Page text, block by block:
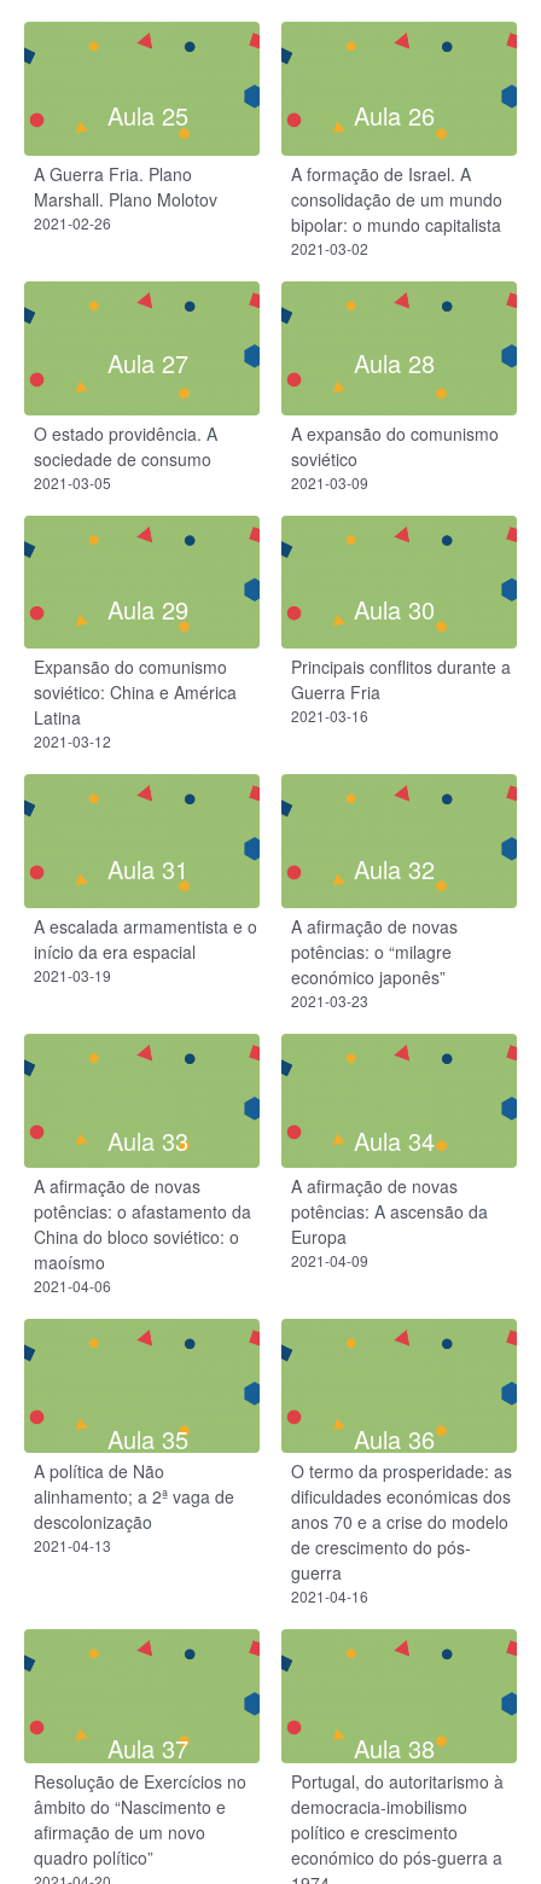
Aula 25
A Guerra Fria. Plano
Marshall. Plano Molotov
2021-02-26
Aula 26
A formação de Israel. A
consolidação de um mundo
bipolar: o mundo capitalista
2021-03-02
Aula 27
O estado providência. A
sociedade de consumo
2021-03-05
Aula 28
A expansão do comunismo
soviético
2021-03-09
Aula 29
Expansão do comunismo
soviético: China e América
Latina
2021-03-12
Aula 30
Principais conflitos durante a
Guerra Fria
2021-03-16
Aula 31
A escalada armamentista e o
início da era espacial
2021-03-19
Aula 32
A afirmação de novas
potências: o “milagre
económico japonês”
2021-03-23
Aula 33
A afirmação de novas
potências: o afastamento da
China do bloco soviético: o
maoísmo
2021-04-06
Aula 34
A afirmação de novas
potências: A ascensão da
Europa
2021-04-09
Aula 35
A política de Não
alinhamento; a 2ª vaga de
descolonização
2021-04-13
Aula 36
O termo da prosperidade: as
dificuldades económicas dos
anos 70 e a crise do modelo
de crescimento do pós-
guerra
2021-04-16
Aula 37
Resolução de Exercícios no
âmbito do “Nascimento e
afirmação de um novo
quadro político”
Aula 38
Portugal, do autoritarismo à
democracia-imobilismo
político e crescimento
económico do pós-guerra a